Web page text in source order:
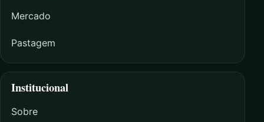
Mercado
Pastagem
Institucional
Sobre